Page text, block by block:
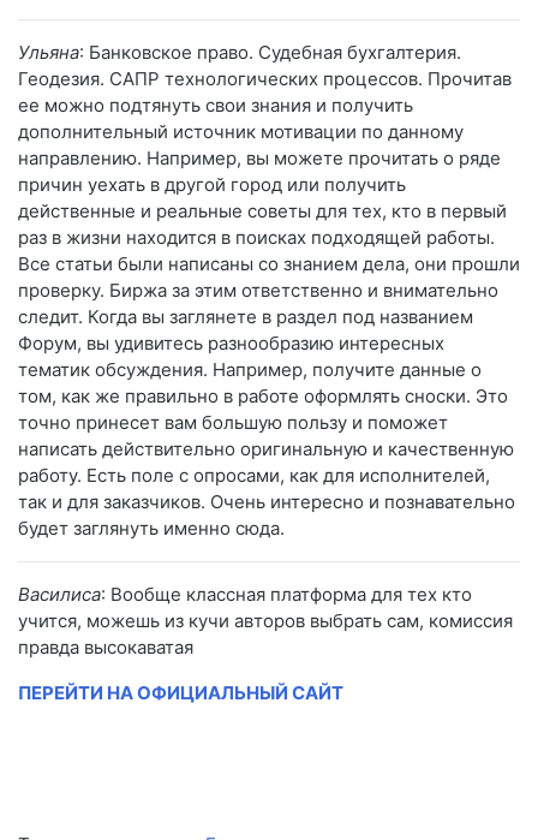
Ульяна: Банковское право. Судебная бухгалтерия.
Геодезия. САПР технологических процессов. Прочитав
ее можно подтянуть свои знания и получить
дополнительный источник мотивации по данному
направлению. Например, вы можете прочитать о ряде
причин уехать в другой город или получить
действенные и реальные советы для тех, кто в первый
раз в жизни находится в поисках подходящей работы.
Все статьи были написаны со знанием дела, они прошли
проверку. Биржа за этим ответственно и внимательно
следит. Когда вы заглянете в раздел под названием
Форум, вы удивитесь разнообразию интересных
тематик обсуждения. Например, получите данные о
том, как же правильно в работе оформлять сноски. Это
точно принесет вам большую пользу и поможет
написать действительно оригинальную и качественную
работу. Есть поле с опросами, как для исполнителей,
так и для заказчиков. Очень интересно и познавательно
будет заглянуть именно сюда.
Василиса: Вообще классная платформа для тех кто
учится, можешь из кучи авторов выбрать сам, комиссия
правда высокаватая
ПЕРЕЙТИ НА ОФИЦИАЛЬНЫЙ САЙТ